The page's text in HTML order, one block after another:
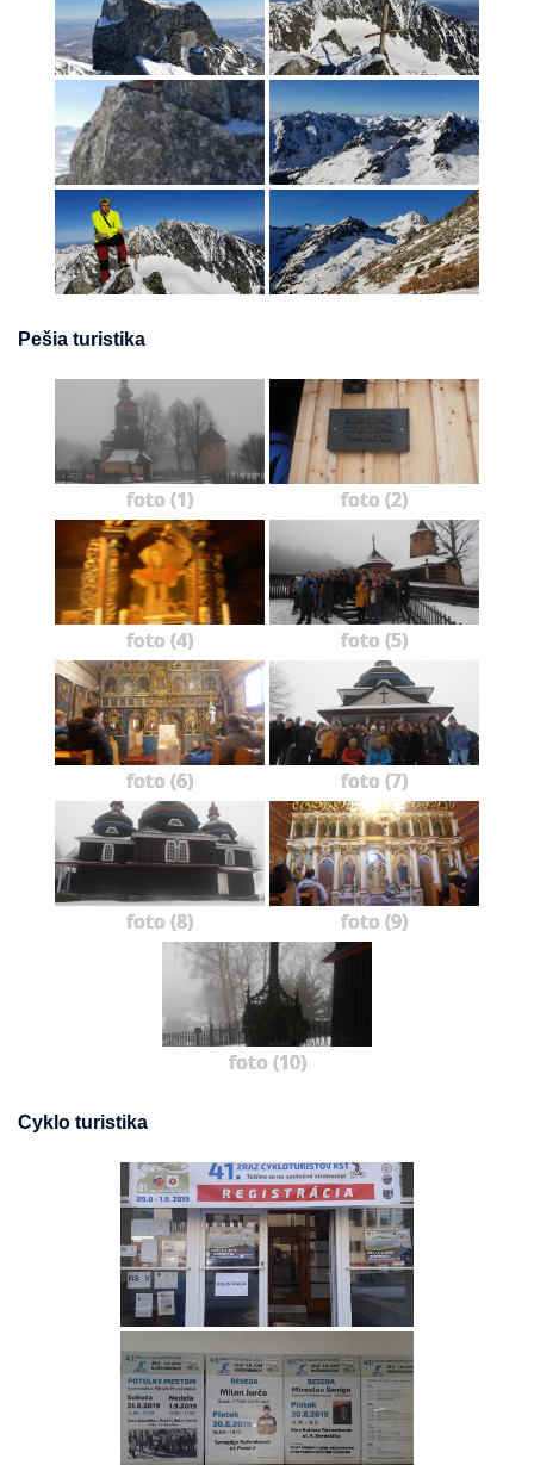
Pešia turistika
foto (1) foto (2)
foto (4) foto (5)
foto (6) foto (7)
foto (8) foto (9)
foto (10)
Cyklo turistika